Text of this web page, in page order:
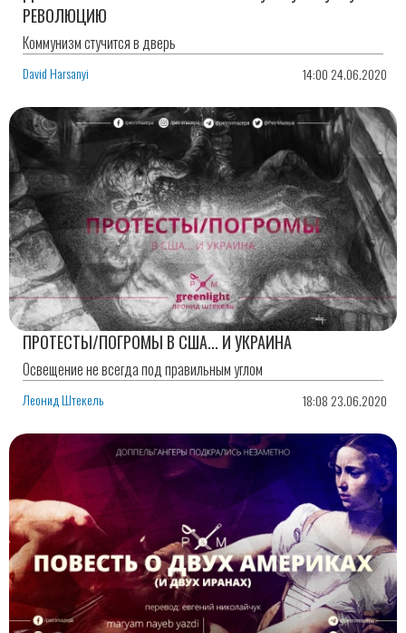
РЕВОЛЮЦИЮ
Коммунизм стучится в дверь
David Harsanyi 14:00 24.06.2020
ПРОТЕСТЫ/ПОГРОМЫ В США... И УКРАИНА
Освещение не всегда под правильным углом
Леонид Штекель 18:08 23.06.2020